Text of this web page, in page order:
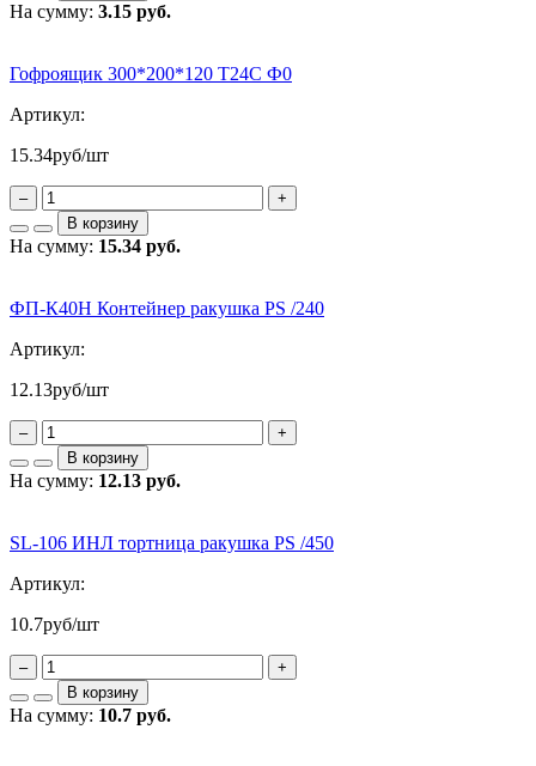
На сумму: 3.15 руб.
Гофроящик 300*200*120 Т24С Ф0
Артикул:
15.34руб/шт
–
+
В корзину
На сумму: 15.34 руб.
ФП-К40Н Контейнер ракушка PS /240
Артикул:
12.13руб/шт
–
+
В корзину
На сумму: 12.13 руб.
SL-106 ИНЛ тортница ракушка PS /450
Артикул:
10.7руб/шт
–
+
В корзину
На сумму: 10.7 руб.